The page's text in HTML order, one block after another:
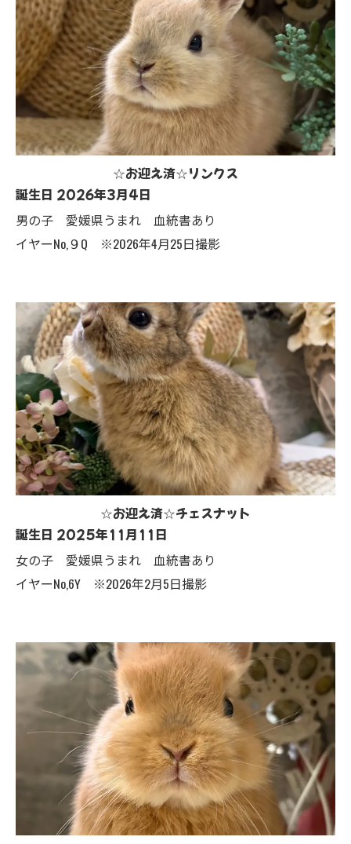
☆お迎え済☆リンクス
誕生日 2026年3月4日
男の子 愛媛県うまれ 血統書あり
イヤーNo,９Q ※2026年4月25日撮影
☆お迎え済☆チェスナット
誕生日 2025年11月11日
女の子 愛媛県うまれ 血統書あり
イヤーNo,6Y ※2026年2月5日撮影